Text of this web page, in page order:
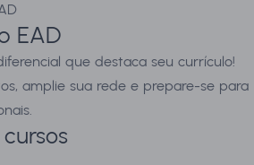
EAD
que destaca seu currículo!
amplie sua rede e prepare-se para